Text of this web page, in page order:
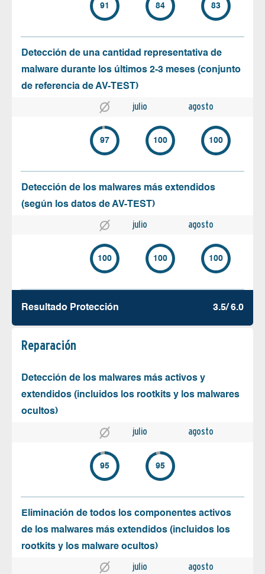
91 84 83
Detección de una cantidad representativa de
malware durante los últimos 2-3 meses (conjunto
de referencia de AV-TEST)
julio agosto
97 100 100
Detección de los malwares más extendidos
(según los datos de AV-TEST)
julio agosto
100 100 100
Resultado Protección 3.5/ 6.0
Reparación
Detección de los malwares más activos y
extendidos (incluidos los rootkits y los malwares
ocultos)
julio agosto
95 95
Eliminación de todos los componentes activos
de los malwares más extendidos (incluidos los
rootkits y los malware ocultos)
julio agosto